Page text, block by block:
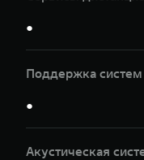
●
Поддержка
●
Акустическая